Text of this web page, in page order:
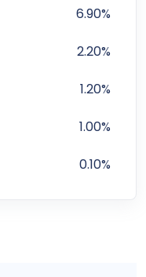
6.90%
2.20%
1.20%
1.00%
0.10%